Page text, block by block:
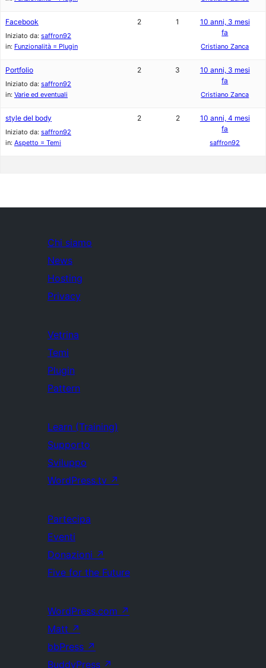
Facebook
Iniziato da: saffron92
in: Funzionalità = Plugin
2 1
10 anni, 3 mesi
fa
Cristiano Zanca
Portfolio
Iniziato da: saffron92
in: Varie ed eventuali
2 3
10 anni, 3 mesi
fa
Cristiano Zanca
style del body
Iniziato da: saffron92
in: Aspetto = Temi
2 2
10 anni, 4 mesi
fa
saffron92
Chi siamo
News
Hosting
Privacy
Vetrina
Temi
Plugin
Pattern
Learn (Training)
Supporto
Sviluppo
WordPress.tv ↗
Partecipa
Eventi
Donazioni ↗
Five for the Future
WordPress.com ↗
Matt ↗
bbPress ↗
BuddyPress ↗